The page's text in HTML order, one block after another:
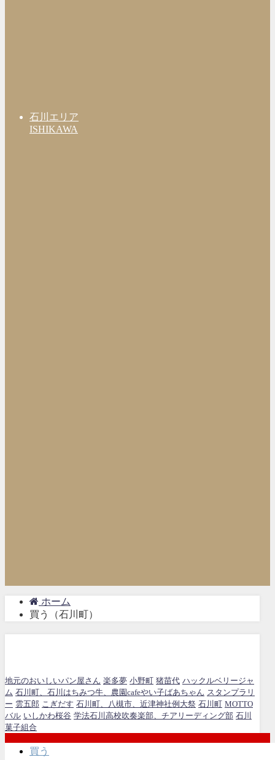
石川エリア
ISHIKAWA
ホーム
買う（石川町）
地元のおいしいパン屋さん 楽多夢 小野町 猪苗代 ハックルベリージャ
ム 石川町、石川はちみつ牛、農園cafeやい子ばあちゃん スタンプラリ
ー 雲五郎 こぎだす 石川町、八槻市、近津神社例大祭 石川町 MOTTO
バル いしかわ桜谷 学法石川高校吹奏楽部、チアリーディング部 石川
菓子組合
買う